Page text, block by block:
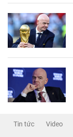
Tin tức Video